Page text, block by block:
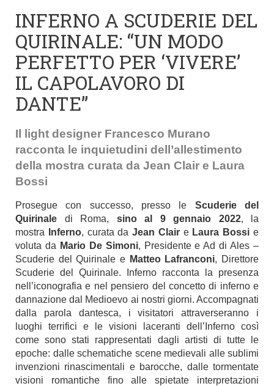
INFERNO A SCUDERIE DEL
QUIRINALE: “UN MODO
PERFETTO PER ‘VIVERE’
IL CAPOLAVORO DI
DANTE”
Il light designer Francesco Murano
racconta le inquietudini dell’allestimento
della mostra curata da Jean Clair e Laura
Bossi
Prosegue con successo, presso le Scuderie del
Quirinale di Roma, sino al 9 gennaio 2022, la
mostra
Inferno, curata da Jean Claire Laura Bossi e
voluta da Mario De Simoni, Presidente e Ad di Ales –
Scuderie del Quirinale e Matteo Lafranconi, Direttore
Scuderie del Quirinale. Inferno racconta la presenza
nell’iconografia e nel pensiero del concetto di inferno e
dannazione dal Medioevo ai nostri giorni. Accompagnati
dalla parola dantesca, i visitatori attraverseranno i
luoghi terrifici e le visioni laceranti dell’Inferno così
come sono stati rappresentati dagli artisti di tutte le
epoche: dalle schematiche scene medievali alle sublimi
invenzioni rinascimentali e barocche, dalle tormentate
visioni romantiche fino alle spietate interpretazioni